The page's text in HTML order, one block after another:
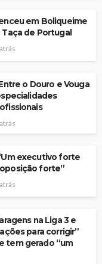
em Boliqueime
de Portugal
o Douro e Vouga
executivo forte
forte”
na Liga 3 e
para corrigir”
tem gerado “um